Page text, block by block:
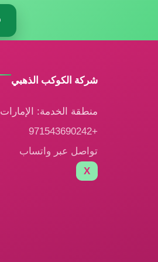
شركة الكوكب الذهبي
منطقة الخدمة: الإمارات
+971543690242
تواصل عبر واتساب
X